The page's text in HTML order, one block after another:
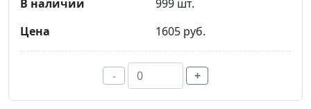
999 шт.
1605 руб.
- +